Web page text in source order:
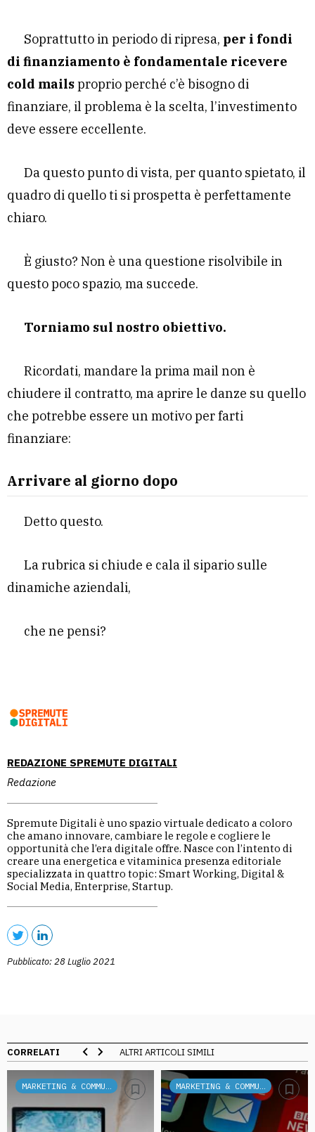
REDAZIONE SPREMUTE DIGITALI
Redazione
Spremute Digitali è uno spazio virtuale dedicato a coloro
che amano innovare, cambiare le regole e cogliere le
opportunità che l’era digitale offre. Nasce con l’intento di
creare una energetica e vitaminica presenza editoriale
specializzata in quattro topic: Smart Working, Digital &
Social Media, Enterprise, Startup.
Pubblicato: 28 Luglio 2021
Soprattutto in periodo di ripresa, per i fondi
di finanziamento è fondamentale ricevere
cold mailsproprio perché c’è bisogno di
finanziare, il problema è la scelta, l’investimento
deve essere eccellente.
Da questo punto di vista, per quanto spietato, il
quadro di quello ti si prospetta è perfettamente
chiaro.
È giusto? Non è una questione risolvibile in
questo poco spazio, ma succede.
Torniamo sul nostro obiettivo.
Ricordati, mandare la prima mail non è
chiudere il contratto, ma aprire le danze su quello
che potrebbe essere un motivo per farti
finanziare:
Arrivare al giorno dopo
Detto questo.
La rubrica si chiude e cala il sipario sulle
dinamiche aziendali,
che ne pensi?
CORRELATI ALTRI ARTICOLI SIMILI
MARKETING & COMMUNICATION MARKETING & COMMUNICATION